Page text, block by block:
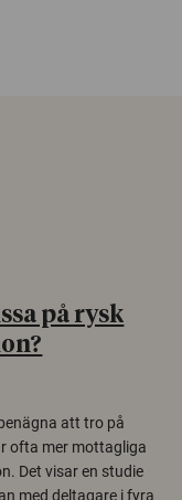
på rysk
att tro på
ofta mer mottagliga
Det visar en studie
med deltagare i fyra